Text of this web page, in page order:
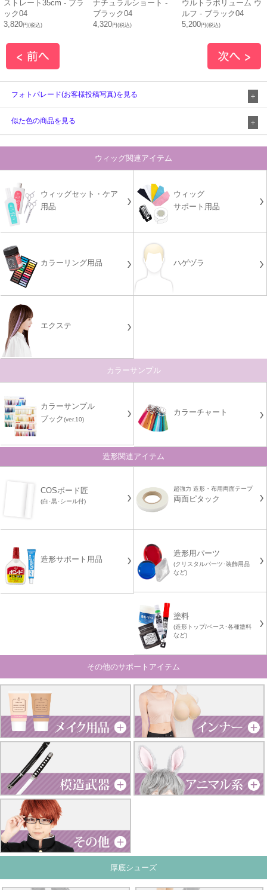
ストレート35cm - ブラ
ック04
3,820円(税込)
ナチュラルショート -
ブラック04
4,320円(税込)
ウルトラボリューム ウ
ルフ - ブラック04
5,200円(税込)
フォトパレード(お客様投稿写真)を見る
似た色の商品を見る
ウィッグ関連アイテム
ウィッグセット・ケア
用品
ウィッグ
サポート用品
カラーリング用品 ハゲヅラ
エクステ
カラーサンプル
カラーサンプル
ブック(ver.10)
カラーチャート
造形関連アイテム
COSボード匠
(白･黒･シール付)
超強力 造形・布用両面テープ
両面ピタック
造形サポート用品
造形用パーツ
(クリスタルパーツ･装飾用品
など)
塗料
(造形トップ/ベース･各種塗料
など)
その他のサポートアイテム
厚底シューズ